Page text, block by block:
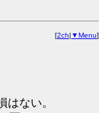
[2ch| ▼Menu]
はない。